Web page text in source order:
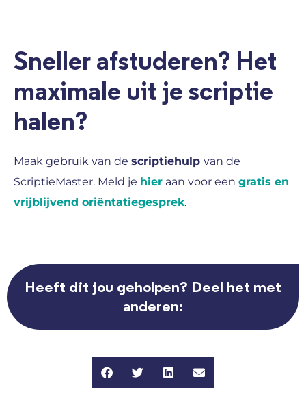
Sneller afstuderen? Het
maximale uit je scriptie
halen?
Maak gebruik van de scriptiehulp van de
ScriptieMaster. Meld je hier aan voor een gratis en
vrijblijvend oriëntatiegesprek.
Heeft dit jou geholpen? Deel het met
anderen: